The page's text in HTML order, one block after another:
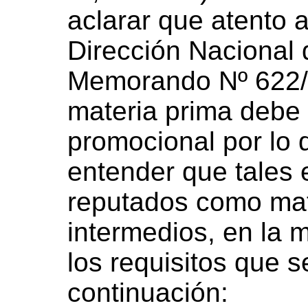
aclarar que atento
Dirección Nacional
Memorando Nº
materia prima
promocional por lo
entender que tales
reputados como
intermedios, en la
los requisitos que
continuación: